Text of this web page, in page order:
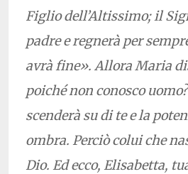
Figlio dell’Altissimo; il
padre e regnerà per
avrà fine». Allora Maria
poiché non conosco
scenderà su di te e la
ombra. Perciò colui che
Dio. Ed ecco, Elisabetta,